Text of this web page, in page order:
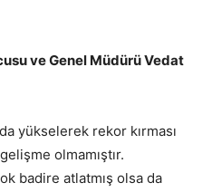
ve Genel Müdürü Vedat
yükselerek rekor kırması
olmamıştır.
badire atlatmış olsa da